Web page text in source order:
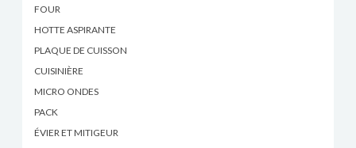
FOUR
HOTTE ASPIRANTE
PLAQUE DE CUISSON
CUISINIÈRE
MICRO ONDES
PACK
ÉVIER ET MITIGEUR